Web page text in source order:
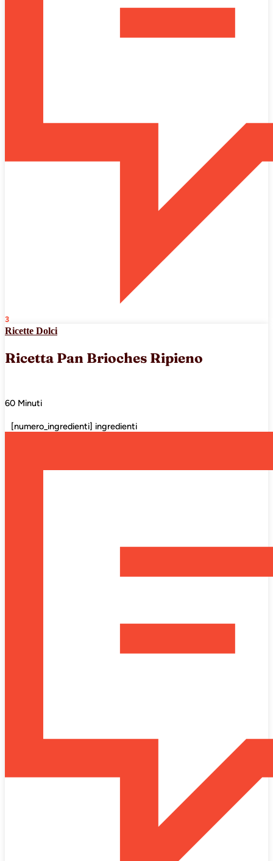
3
Ricette Dolci
Ricetta Pan Brioches Ripieno
60 Minuti
[numero_ingredienti] ingredienti